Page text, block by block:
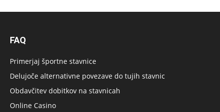
FAQ
Primerjaj športne stavnice
Delujoče alternativne povezave do tujih stavnic
Obdavčitev dobitkov na stavnicah
Online Casino